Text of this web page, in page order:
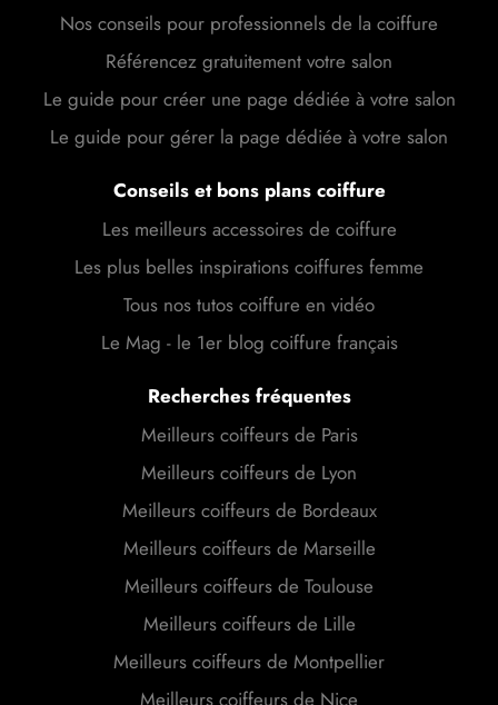
Nos conseils pour professionnels de la coiffure
Référencez gratuitement votre salon
Le guide pour créer une page dédiée à votre salon
Le guide pour gérer la page dédiée à votre salon
Conseils et bons plans coiffure
Les meilleurs accessoires de coiffure
Les plus belles inspirations coiffures femme
Tous nos tutos coiffure en vidéo
Le Mag - le 1er blog coiffure français
Recherches fréquentes
Meilleurs coiffeurs de Paris
Meilleurs coiffeurs de Lyon
Meilleurs coiffeurs de Bordeaux
Meilleurs coiffeurs de Marseille
Meilleurs coiffeurs de Toulouse
Meilleurs coiffeurs de Lille
Meilleurs coiffeurs de Montpellier
Meilleurs coiffeurs de Nice